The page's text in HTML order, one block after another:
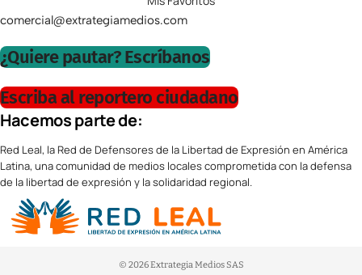
comercial@extrategiamedios.com
¿Quiere pautar? Escríbanos
Escriba al reportero ciudadano
Hacemos parte de:
Red Leal, la Red de Defensores de la Libertad de Expresión en América
Latina, una comunidad de medios locales comprometida con la defensa
de la libertad de expresión y la solidaridad regional.
© 2026 Extrategia Medios SAS